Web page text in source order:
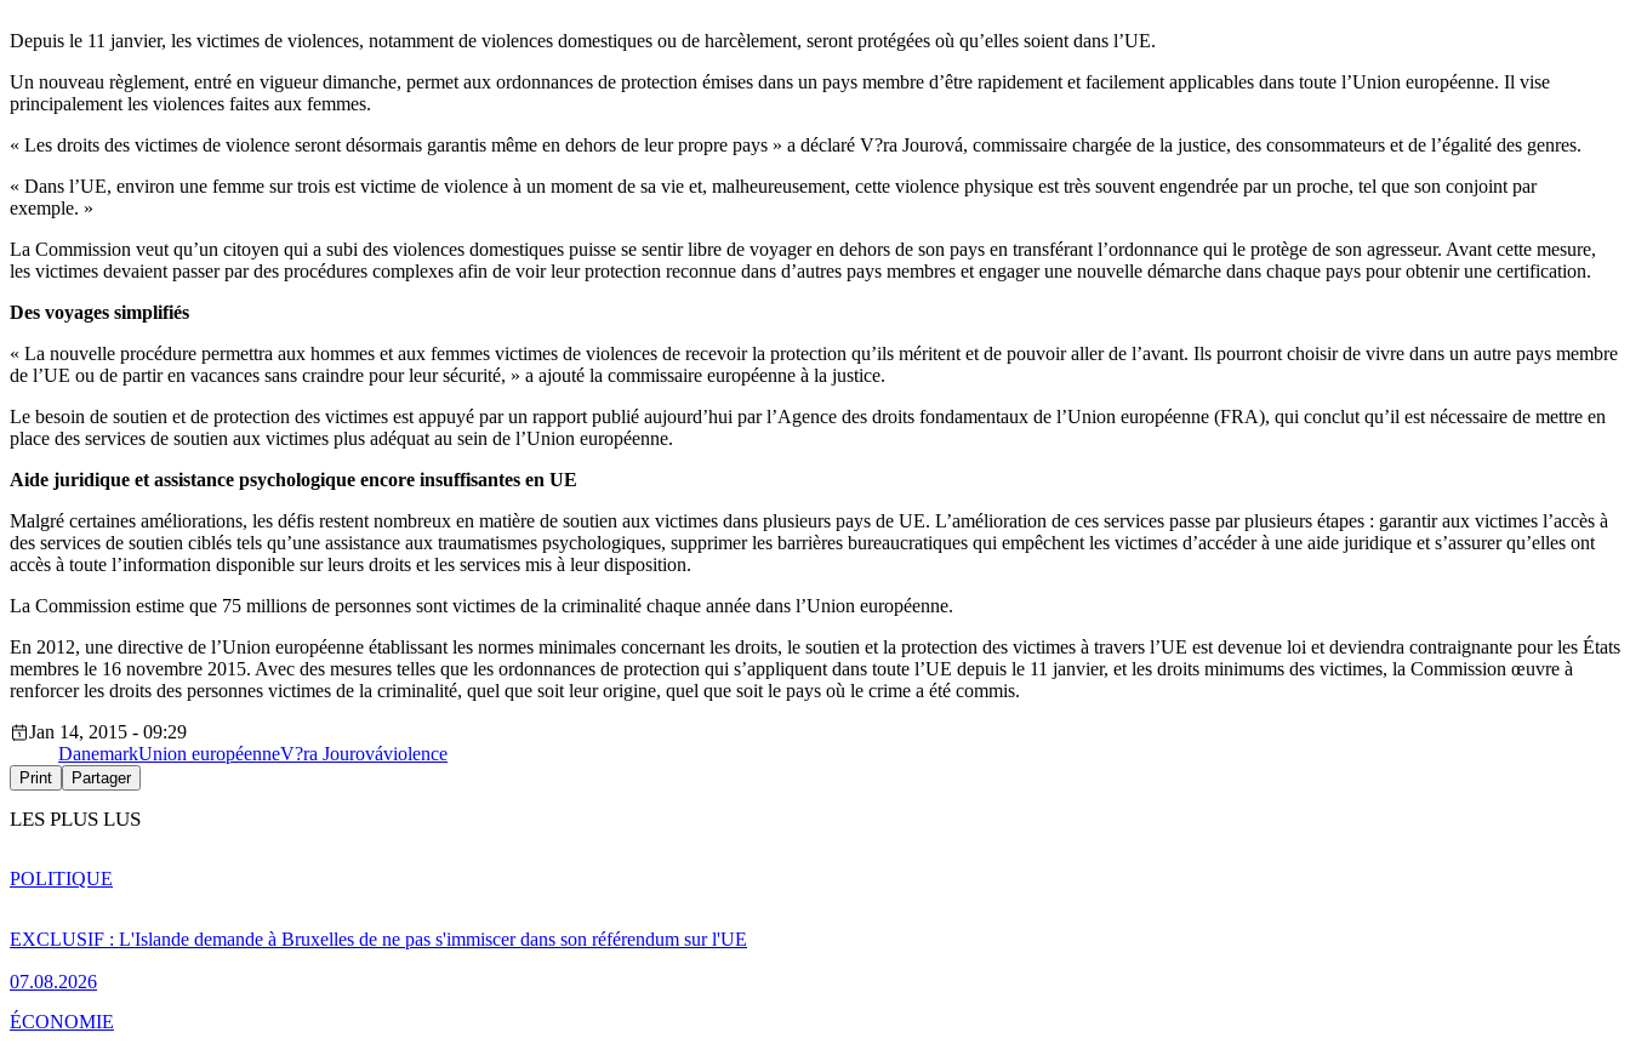
Depuis le 11 janvier, les victimes de violences, notamment de violences domestiques ou de harcèlement, seront protégées où qu’elles soient dans l’UE.
Un nouveau règlement, entré en vigueur dimanche, permet aux ordonnances de protection émises dans un pays membre d’être rapidement et facilement applicables dans toute l’Union européenne. Il vise
principalement les violences faites aux femmes.
« Les droits des victimes de violence seront désormais garantis même en dehors de leur propre pays » a déclaré V?ra Jourová, commissaire chargée de la justice, des consommateurs et de l’égalité des genres.
« Dans l’UE, environ une femme sur trois est victime de violence à un moment de sa vie et, malheureusement, cette violence physique est très souvent engendrée par un proche, tel que son conjoint par
exemple. »
La Commission veut qu’un citoyen qui a subi des violences domestiques puisse se sentir libre de voyager en dehors de son pays en transférant l’ordonnance qui le protège de son agresseur. Avant cette mesure,
les victimes devaient passer par des procédures complexes afin de voir leur protection reconnue dans d’autres pays membres et engager une nouvelle démarche dans chaque pays pour obtenir une certification.
Des voyages simplifiés
« La nouvelle procédure permettra aux hommes et aux femmes victimes de violences de recevoir la protection qu’ils méritent et de pouvoir aller de l’avant. Ils pourront choisir de vivre dans un autre pays membre
de l’UE ou de partir en vacances sans craindre pour leur sécurité, » a ajouté la commissaire européenne à la justice.
Le besoin de soutien et de protection des victimes est appuyé par un rapport publié aujourd’hui par l’Agence des droits fondamentaux de l’Union européenne (FRA), qui conclut qu’il est nécessaire de mettre en
place des services de soutien aux victimes plus adéquat au sein de l’Union européenne.
Aide juridique et assistance psychologique encore insuffisantes en UE
Malgré certaines améliorations, les défis restent nombreux en matière de soutien aux victimes dans plusieurs pays de UE. L’amélioration de ces services passe par plusieurs étapes : garantir aux victimes l’accès à
des services de soutien ciblés tels qu’une assistance aux traumatismes psychologiques, supprimer les barrières bureaucratiques qui empêchent les victimes d’accéder à une aide juridique et s’assurer qu’elles ont
accès à toute l’information disponible sur leurs droits et les services mis à leur disposition.
La Commission estime que 75 millions de personnes sont victimes de la criminalité chaque année dans l’Union européenne.
En 2012, une directive de l’Union européenne établissant les normes minimales concernant les droits, le soutien et la protection des victimes à travers l’UE est devenue loi et deviendra contraignante pour les États
membres le 16 novembre 2015. Avec des mesures telles que les ordonnances de protection qui s’appliquent dans toute l’UE depuis le 11 janvier, et les droits minimums des victimes, la Commission œuvre à
renforcer les droits des personnes victimes de la criminalité, quel que soit leur origine, quel que soit le pays où le crime a été commis.
Jan 14, 2015 - 09:29
DanemarkUnion européenneV?ra Jourováviolence
Print Partager
LES PLUS LUS
EXCLUSIF : L'Islande demande à Bruxelles de ne pas s'immiscer dans son référendum sur l'UE
07.08.2026
POLITIQUE
ÉCONOMIE